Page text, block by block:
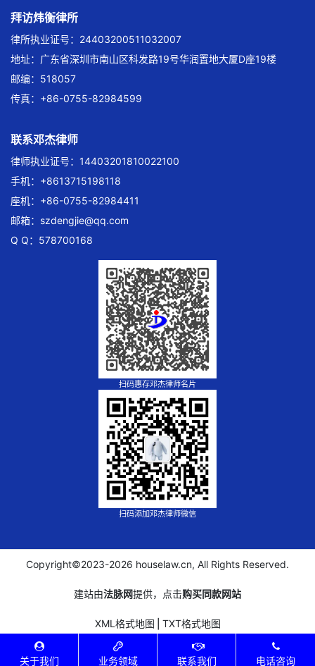
拜访炜衡律所
律所执业证号：24403200511032007
地址：广东省深圳市南山区科发路19号华润置地大厦D座19楼
邮编：518057
传真：+86-0755-82984599
联系邓杰律师
律师执业证号：14403201810022100
手机：+8613715198118
座机：+86-0755-82984411
邮箱： szdengjie@qq.com
Q Q：578700168
扫码惠存邓杰律师名片
扫码添加邓杰律师微信
Copyright©2023-2026 houselaw.cn, All Rights Reserved.
建站由法脉网提供，点击购买同款网站
XML格式地图 TXT格式地图
关于我们 业务领域 联系我们 电话咨询